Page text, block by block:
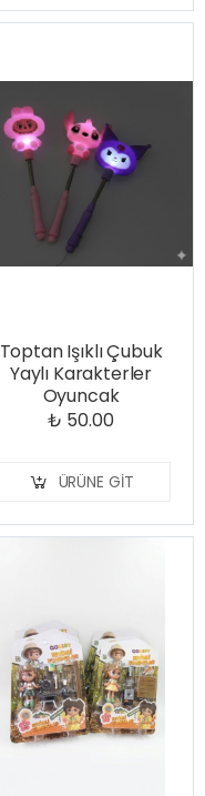
Toptan Işıklı Çubuk
Yaylı Karakterler
Oyuncak
₺ 50.00
ÜRÜNE GIT